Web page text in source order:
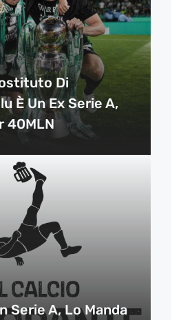
Di
È Un Ex Serie A,
40MLN
Serie A, Lo Manda